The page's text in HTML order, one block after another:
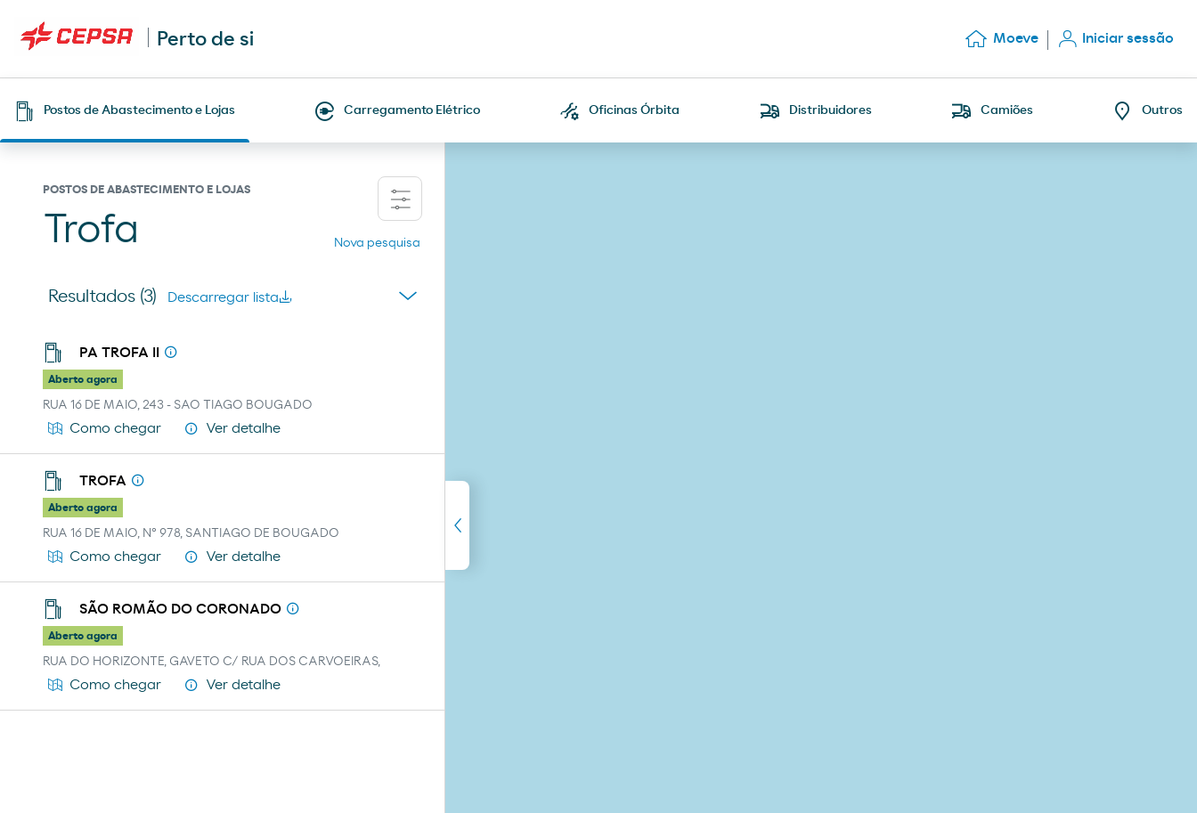
Perto de si Moeve Iniciar sessão
Postos de Abastecimento e Lojas Carregamento Elétrico Oficinas Órbita Distribuidores Camiões Outros
POSTOS DE ABASTECIMENTO E LOJAS
Trofa Nova pesquisa
Resultados (3) Descarregar lista
PA TROFA II
Aberto agora
RUA 16 DE MAIO, 243 - SAO TIAGO BOUGADO
Como chegar Ver detalhe
TROFA
Aberto agora
RUA 16 DE MAIO, Nº 978, SANTIAGO DE BOUGADO
Como chegar Ver detalhe
SÃO ROMÃO DO CORONADO
Aberto agora
RUA DO HORIZONTE, GAVETO C/ RUA DOS CARVOEIRAS,
Como chegar Ver detalhe